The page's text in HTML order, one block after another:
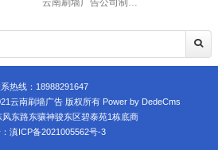
热线： 18988291647
云南刷墙广告 版权所有 Power by DedeCms
东路东骧神骏东区碧泰苑1栋底商
滇ICP备2021005562号-3